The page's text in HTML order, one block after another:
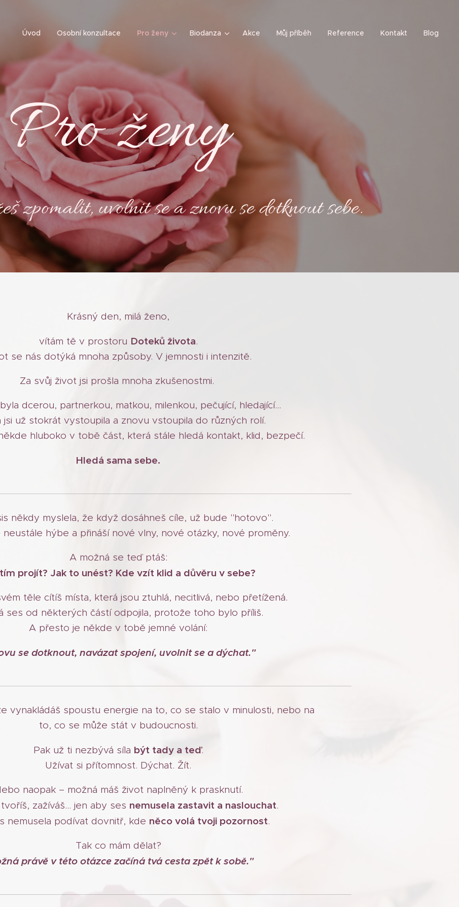
Úvod Osobní konzultace Pro ženy Biodanza Akce Můj příběh Reference Kontakt Blog
Pro ženy
zpomalit, uvolnit se a znovu se dotknout sebe.
Krásný den, milá ženo,
vítám tě v prostoru Doteků života.
se nás dotýká mnoha způsoby. V jemnosti i intenzitě.
Za svůj život jsi prošla mnoha zkušenostmi.
dcerou, partnerkou, matkou, milenkou, pečující, hledající...
jsi už stokrát vystoupila a znovu vstoupila do různých rolí.
hluboko v tobě část, která stále hledá kontakt, klid, bezpečí.
Hledá sama sebe.
někdy myslela, že když dosáhneš cíle, už bude "hotovo".
hýbe a přináší nové vlny, nové otázky, nové proměny.
A možná se teď ptáš:
projít? Jak to unést? Kde vzít klid a důvěru v sebe?
těle cítíš místa, která jsou ztuhlá, necitlivá, nebo přetížená.
ses od některých částí odpojila, protože toho bylo příliš.
A přesto je někde v tobě jemné volání:
se dotknout, navázat spojení, uvolnit se a dýchat."
vynakládáš spoustu energie na to, co se stalo v minulosti, nebo na
to, co se může stát v budoucnosti.
Pak už ti nezbývá síla být tady a teď.
Užívat si přítomnost. Dýchat. Žít.
naopak – možná máš život naplněný k prasknutí.
zažíváš… jen aby ses nemusela zastavit a naslouchat.
nemusela podívat dovnitř, kde něco volá tvoji pozornost.
Tak co mám dělat?
právě v této otázce začíná tvá cesta zpět k sobě."